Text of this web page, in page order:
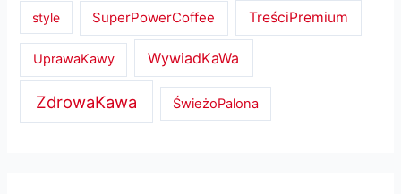
style SuperPowerCoffee TreściPremium
UprawaKawy WywiadKaWa
ZdrowaKawa ŚwieżoPalona